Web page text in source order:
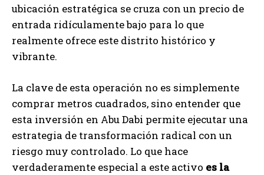
ubicación estratégica se cruza con un precio de
entrada ridículamente bajo para lo que
realmente ofrece este distrito histórico y
vibrante.
La clave de esta operación no es simplemente
comprar metros cuadrados, sino entender que
esta inversión en Abu Dabi permite ejecutar una
estrategia de transformación radical con un
riesgo muy controlado. Lo que hace
verdaderamente especial a este activo es la